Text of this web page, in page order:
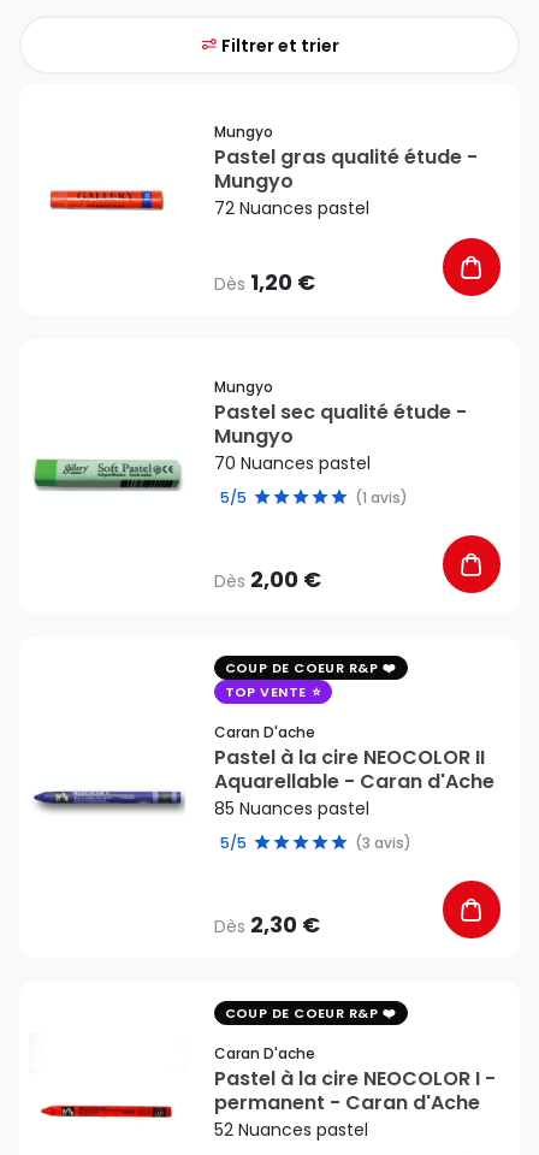
Filtrer et trier
Mungyo
Pastel gras qualité étude -
Mungyo
72 Nuances pastel
Dès 1,20 €
Mungyo
Pastel sec qualité étude -
Mungyo
70 Nuances pastel
5/5 (1 avis)
Dès 2,00 €
COUP DE COEUR R&P
TOP VENTE
Caran D'ache
Pastel à la cire NEOCOLOR II
Aquarellable - Caran d'Ache
85 Nuances pastel
5/5 (3 avis)
Dès 2,30 €
COUP DE COEUR R&P
Caran D'ache
Pastel à la cire NEOCOLOR I -
permanent - Caran d'Ache
52 Nuances pastel